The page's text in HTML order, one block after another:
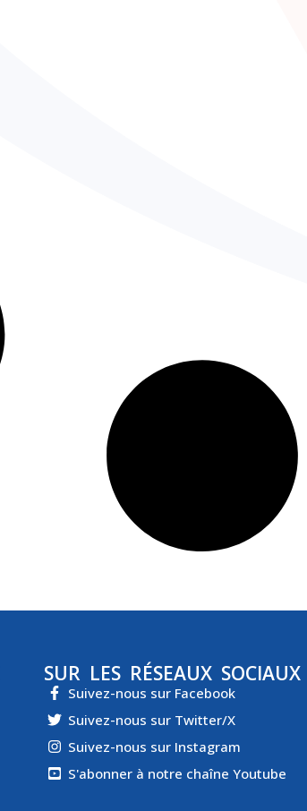
SUR LES RÉSEAUX SOCIAUX
Suivez-nous sur Facebook
Suivez-nous sur Twitter/X
Suivez-nous sur Instagram
S'abonner à notre chaîne Youtube